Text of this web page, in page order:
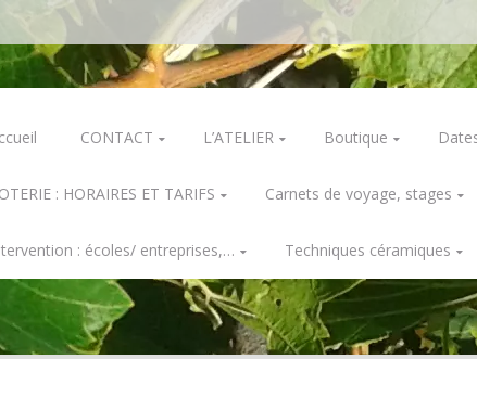
CONTACT L’ATELIER Boutique
: HORAIRES ET TARIFS Carnets de voyage, stages
: écoles/ entreprises,… Techniques céramiques